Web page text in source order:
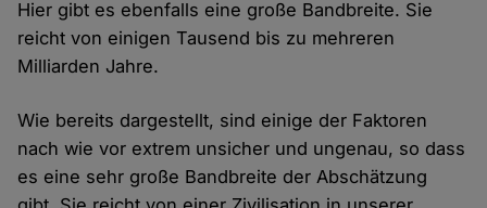
Hier gibt es ebenfalls eine große Bandbreite. Sie
reicht von einigen Tausend bis zu mehreren
Milliarden Jahre.
Wie bereits dargestellt, sind einige der Faktoren
nach wie vor extrem unsicher und ungenau, so dass
es eine sehr große Bandbreite der Abschätzung